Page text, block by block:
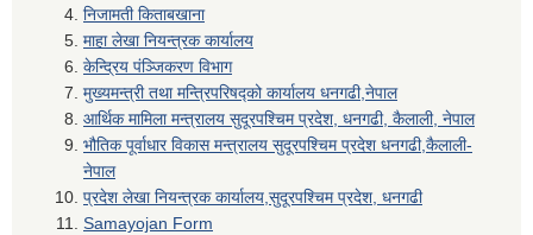
निजामती किताबखाना
माहा लेखा नियन्त्रक कार्यालय
केन्द्रिय पंञ्जिकरण विभाग
मुख्यमन्त्री तथा मन्त्रिपरिषद्को कार्यालय धनगढी,नेपाल
आर्थिक मामिला मन्त्रालय सुदूरपश्चिम प्रदेश, धनगढी, कैलाली, नेपाल
भौतिक पूर्वाधार विकास मन्त्रालय सुदूरपश्चिम प्रदेश धनगढी,कैलाली-
नेपाल
प्रदेश लेखा नियन्त्रक कार्यालय,सुदूरपश्चिम प्रदेश, धनगढी
Samayojan Form